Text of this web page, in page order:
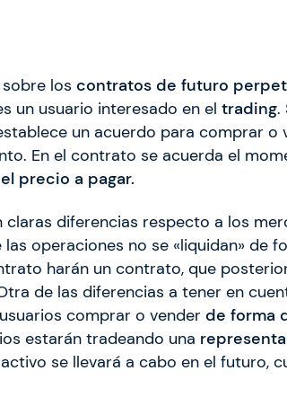
los contratos de futuro
un usuario interesado en el trading.
un acuerdo para comprar o
En el contrato se acuerda el
precio a pagar.
diferencias respecto a los
operaciones no se «liquidan» de
harán un contrato, que
de las diferencias a tener en
comprar o vender de forma
estarán tradeando una
se llevará a cabo en el futuro,